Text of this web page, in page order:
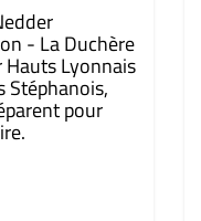
- La Duchère
Lyonnais
Stéphanois,
pour